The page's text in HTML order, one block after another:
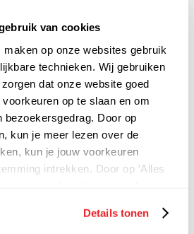
van cookies
maken op onze websites gebruik
technieken. Wij gebruiken
dat onze website goed
op te slaan en om
bezoekersgedrag. Door op
kun je meer lezen over de
kun je jouw voorkeuren
intrekken. Door op ‘Alles
Details tonen